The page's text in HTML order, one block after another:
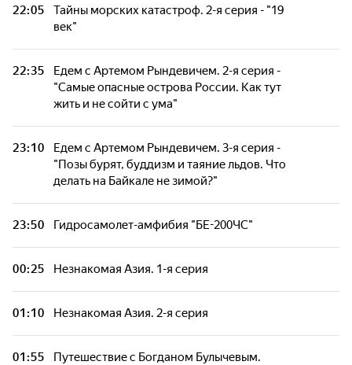
Кавказе
Азия Джона Торода. 7-я серия - "Макао.
Часть 2-я"
Азия Джона Торода. 8-я серия - "Бангкок"
Азия Джона Торода. 9-я серия -
"Мальдивы"
Дóроги дорóги. Мань-Пупунер. Дойдут не
все. 4-я серия
Дóроги дорóги. Мань-Пупунер. Дойдут не
все. 5-я серия
Лефорт. Возвращение Балтийской
легенды
22:05
Тайны морских катастроф. 2-я серия - "19
век"
22:35
Едем с Артемом Рындевичем. 2-я серия -
"Самые опасные острова России. Как тут
жить и не сойти с ума"
23:10
Едем с Артемом Рындевичем. 3-я серия -
"Позы бурят, буддизм и таяние льдов. Что
делать на Байкале не зимой?"
23:50 Гидросамолет-амфибия "БЕ-200ЧС"
00:25 Незнакомая Азия. 1-я серия
01:10 Незнакомая Азия. 2-я серия
01:55
Путешествие с Богданом Булычевым.